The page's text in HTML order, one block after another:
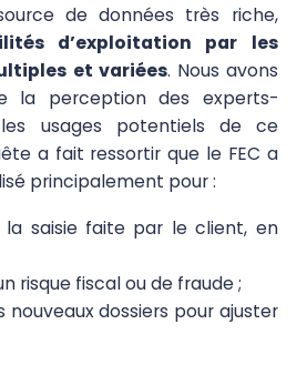
de données très riche,
d’exploitation par les
et variées. Nous avons
la perception des experts-
usages potentiels de ce
a fait ressortir que le FEC a
principalement pour :
saisie faite par le client, en
risque fiscal ou de fraude ;
nouveaux dossiers pour ajuster